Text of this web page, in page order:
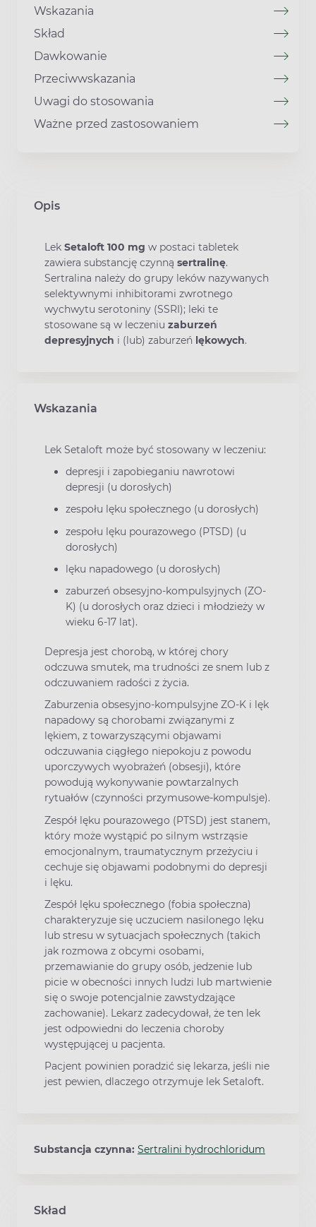
Wskazania
Skład
Dawkowanie
Przeciwwskazania
Uwagi do stosowania
Ważne przed zastosowaniem
Opis
Lek Setaloft 100 mg w postaci tabletek
zawiera substancję czynną sertralinę.
Sertralina należy do grupy leków nazywanych
selektywnymi inhibitorami zwrotnego
wychwytu serotoniny (SSRI); leki te
stosowane są w leczeniu zaburzeń
depresyjnych i (lub) zaburzeń lękowych.
Wskazania
Lek Setaloft może być stosowany w leczeniu:
depresji i zapobieganiu nawrotowi
depresji (u dorosłych)
zespołu lęku społecznego (u dorosłych)
zespołu lęku pourazowego (PTSD) (u
dorosłych)
lęku napadowego (u dorosłych)
zaburzeń obsesyjno-kompulsyjnych (ZO-
K) (u dorosłych oraz dzieci i młodzieży w
wieku 6-17 lat).
Depresja jest chorobą, w której chory
odczuwa smutek, ma trudności ze snem lub z
odczuwaniem radości z życia.
Zaburzenia obsesyjno-kompulsyjne ZO-K i lęk
napadowy są chorobami związanymi z
lękiem, z towarzyszącymi objawami
odczuwania ciągłego niepokoju z powodu
uporczywych wyobrażeń (obsesji), które
powodują wykonywanie powtarzalnych
rytuałów (czynności przymusowe-kompulsje).
Zespół lęku pourazowego (PTSD) jest stanem,
który może wystąpić po silnym wstrząsie
emocjonalnym, traumatycznym przeżyciu i
cechuje się objawami podobnymi do depresji
i lęku.
Zespół lęku społecznego (fobia społeczna)
charakteryzuje się uczuciem nasilonego lęku
lub stresu w sytuacjach społecznych (takich
jak rozmowa z obcymi osobami,
przemawianie do grupy osób, jedzenie lub
picie w obecności innych ludzi lub martwienie
się o swoje potencjalnie zawstydzające
zachowanie). Lekarz zadecydował, że ten lek
jest odpowiedni do leczenia choroby
występującej u pacjenta.
Pacjent powinien poradzić się lekarza, jeśli nie
jest pewien, dlaczego otrzymuje lek Setaloft.
Substancja czynna: Sertralini hydrochloridum
Skład